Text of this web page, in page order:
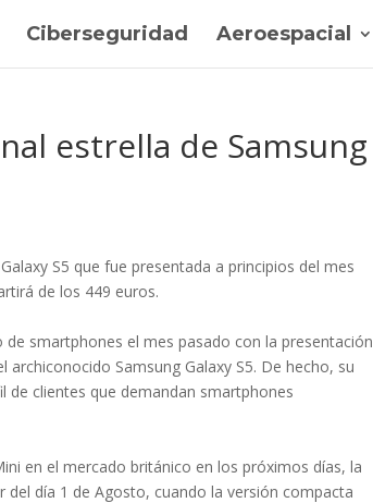
Ciberseguridad Aeroespacial
estrella de Samsung
S5 que fue presentada a principios del mes
de los 449 euros.
smartphones el mes pasado con la presentación
Samsung Galaxy S5. De hecho, su
de clientes que demandan smartphones
en el mercado británico en los próximos días, la
día 1 de Agosto, cuando la versión compacta